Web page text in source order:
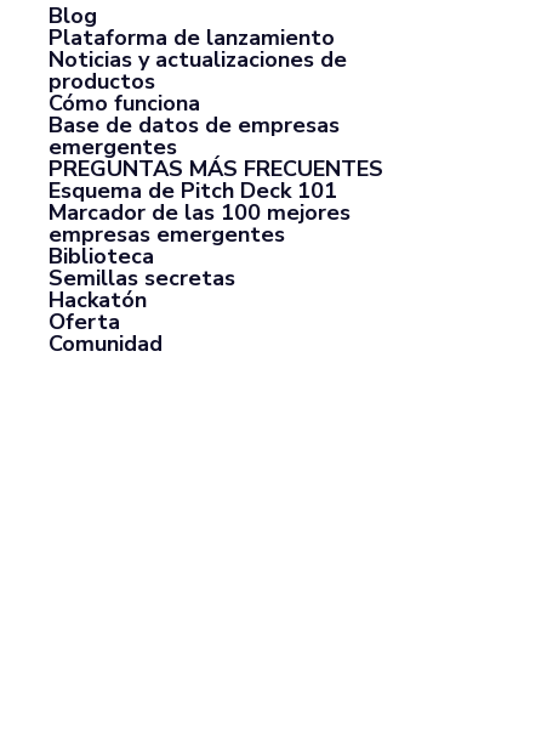
Blog
Plataforma de lanzamiento
Noticias y actualizaciones de
productos
Cómo funciona
Base de datos de empresas
emergentes
PREGUNTAS MÁS FRECUENTES
Esquema de Pitch Deck 101
Marcador de las 100 mejores
empresas emergentes
Biblioteca
Semillas secretas
Hackatón
Oferta
Comunidad